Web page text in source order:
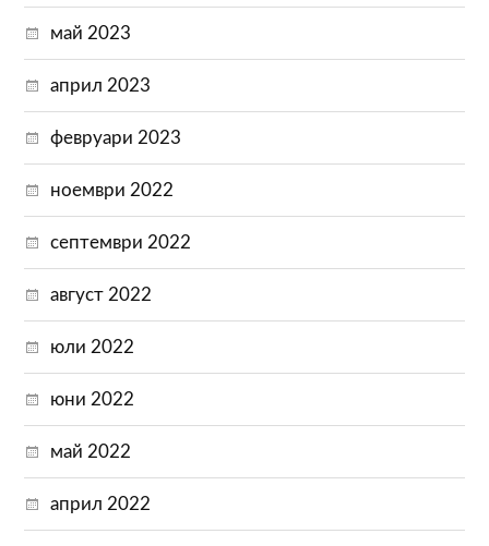
май 2023
април 2023
февруари 2023
ноември 2022
септември 2022
август 2022
юли 2022
юни 2022
май 2022
април 2022